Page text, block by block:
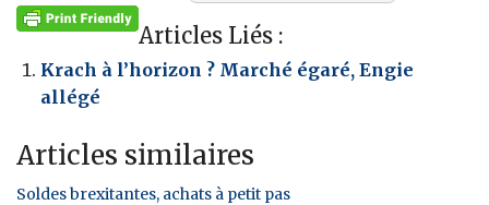
Articles Liés :
Krach à l’horizon ? Marché égaré, Engie
allégé
Articles similaires
Soldes brexitantes, achats à petit pas